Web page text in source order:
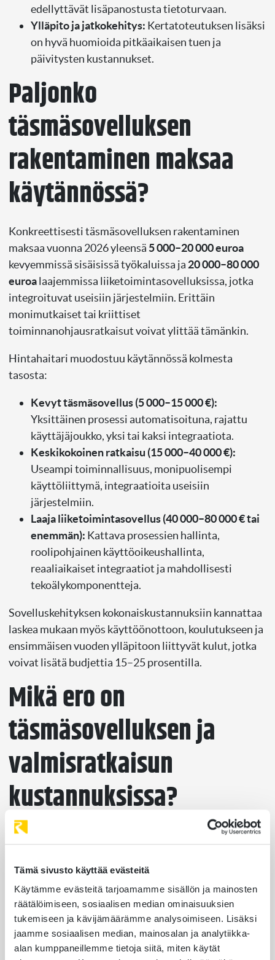
Tämä sivusto käyttää evästeitä
Käytämme evästeitä tarjoamamme sisällön ja mainosten
räätälöimiseen, sosiaalisen median ominaisuuksien
tukemiseen ja kävijämäärämme analysoimiseen. Lisäksi
jaamme sosiaalisen median, mainosalan ja analytiikka-
alan kumppaneillemme tietoja siitä, miten käytät
edellyttävät lisäpanostusta tietoturvaan.
Ylläpito ja jatkokehitys: Kertatoteutuksen lisäksi
on hyvä huomioida pitkäaikaisen tuen ja
päivitysten kustannukset.
Paljonko
täsmäsovelluksen
rakentaminen maksaa
käytännössä?
Konkreettisesti täsmäsovelluksen rakentaminen
maksaa vuonna 2026 yleensä 5 000–20 000 euroa
kevyemmissä sisäisissä työkaluissa ja 20 000–80 000
euroalaajemmissa liiketoimintasovelluksissa, jotka
integroituvat useisiin järjestelmiin. Erittäin
monimutkaiset tai kriittiset
toiminnanohjausratkaisut voivat ylittää tämänkin.
Hintahaitari muodostuu käytännössä kolmesta
tasosta:
Kevyt täsmäsovellus (5 000–15 000 €):
Yksittäinen prosessi automatisoituna, rajattu
käyttäjäjoukko, yksi tai kaksi integraatiota.
Keskikokoinen ratkaisu (15 000–40 000 €):
Useampi toiminnallisuus, monipuolisempi
käyttöliittymä, integraatioita useisiin
järjestelmiin.
Laaja liiketoimintasovellus (40 000–80 000 € tai
enemmän): Kattava prosessien hallinta,
roolipohjainen käyttöoikeushallinta,
reaaliaikaiset integraatiot ja mahdollisesti
tekoälykomponentteja.
Sovelluskehityksen kokonaiskustannuksiin kannattaa
laskea mukaan myös käyttöönottoon, koulutukseen ja
ensimmäisen vuoden ylläpitoon liittyvät kulut, jotka
voivat lisätä budjettia 15–25 prosentilla.
Mikä ero on
täsmäsovelluksen ja
valmisratkaisun
kustannuksissa?
Valmisratkaisu on hankintahinnaltaan usein
pitkällä aikavälillä kokonaiskustannukset voivat
kääntyä päinvastaisiksi. Valmistuotteen
lisenssimaksut, pakolliset lisämoduulit ja prosessien
mukauttaminen ohjelmiston ehdoilla kasvattavat
kuluja vuosi vuodelta.